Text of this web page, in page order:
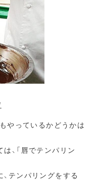
やっているかどうかは
、「唇でテンパリン
テンパリングをする